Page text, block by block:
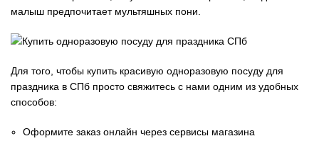
малыш предпочитает мультяшных пони.
Для того, чтобы купить красивую одноразовую посуду для
праздника в СПб просто свяжитесь с нами одним из удобных
способов:
Оформите заказ онлайн через сервисы магазина